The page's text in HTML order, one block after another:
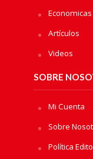
Economicas
Artículos
Videos
SOBRE
Mi Cuenta
Sobre
Política